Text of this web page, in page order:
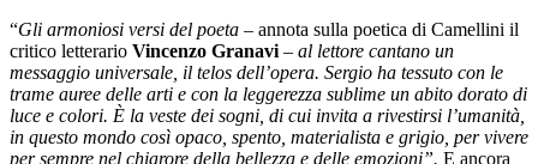
“Gli armoniosi versi del poeta – annota sulla poetica di Camellini il
critico letterario Vincenzo Granavi – al lettore cantano un
messaggio universale, il telos dell’opera. Sergio ha tessuto con le
trame auree delle arti e con la leggerezza sublime un abito dorato di
luce e colori. È la veste dei sogni, di cui invita a rivestirsi l’umanità,
in questo mondo così opaco, spento, materialista e grigio, per vivere
per sempre nel chiarore della bellezza e delle emozioni”. E ancora